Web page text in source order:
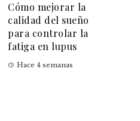
Cómo mejorar la
calidad del sueño
para controlar la
fatiga en lupus
Hace 4 semanas